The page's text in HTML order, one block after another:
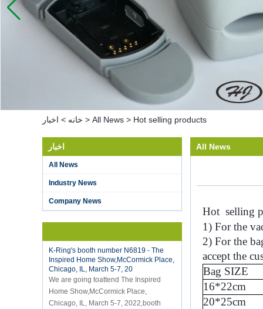
خانه > اخبار > All News > Hot selling products
اخبار
All News
Industry News
Company News
Hot selling products
Hot selling products :portable mini
vacuum sealer 1) For the vacuum
sealer, we have two versions, updated
version with theautomatically vacuum
sensor...
K-Ring's booth number N6819 - The
Inspired Home Show,McCormick Place,
Chicago, IL, March 5-7, 20
We are going toattend The Inspired
Home Show,McCormick Place,
Chicago, IL, March 5-7, 2022,booth
number N6819, welcome to visit
All News
Hot selling
1) For the
2) For the
accept the
Bag SIZE
16*22cm
20*25cm